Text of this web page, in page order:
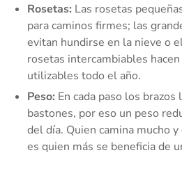
Rosetas: Las rosetas
para caminos firmes; las
evitan hundirse en la nieve o
rosetas intercambiables
utilizables todo el año.
Peso: En cada paso los
bastones, por eso un peso
del día. Quien camina mucho
es quien más se beneficia de